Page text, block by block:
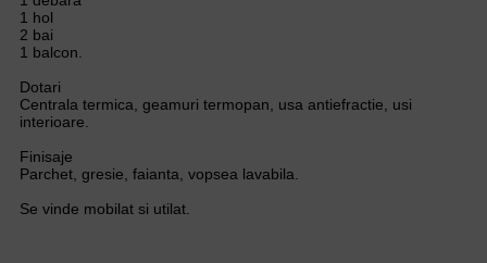
1 hol
2 bai
1 balcon.
Dotari
Centrala termica, geamuri termopan, usa antiefractie, usi
interioare.
Finisaje
Parchet, gresie, faianta, vopsea lavabila.
Se vinde mobilat si utilat.